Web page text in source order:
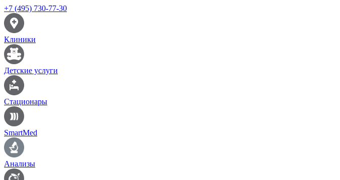
+7 (495) 730-77-30
Клиники
Детские услуги
Стационары
SmartMed
Анализы